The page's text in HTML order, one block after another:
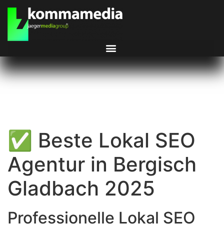
✅ Beste Lokal SEO
Agentur in Bergisch
Gladbach 2025
Professionelle Lokal SEO